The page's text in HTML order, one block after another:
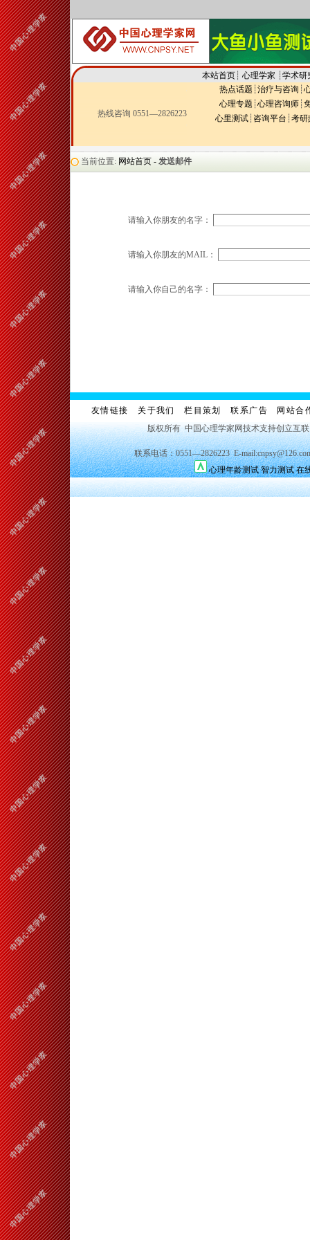
本站首页┊ 心理学家 ┊ 学术研
热线咨询 0551—2826223
热点话题 ┊ 治疗与咨询 ┊
心理专题 ┊ 心理咨询师 ┊
心里测试 ┊ 咨询平台 ┊ 考研
当前位置: 网站首页 - 发送邮件
请输入你朋友的名字：
请输入你朋友的MAIL：
请输入你自己的名字：
友情链接 关于我们 栏目策划 联系广告
网站合
版权所有 中国心理学家网技术支持创立互
联系电话：0551—2826223 E-
心理年龄测试 智力测试 在